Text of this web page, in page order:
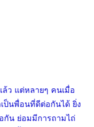
ว แต่หลายๆ คนเมื่อ
ป็นพื่อนที่ดีต่อกันได้ ยิ่ง
กัน ย่อมมีการถามไถ่